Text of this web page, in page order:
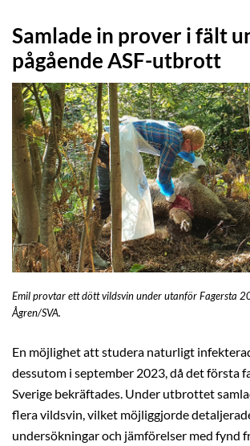
Samlade in prover i fält
pågående ASF-utbrott
Emil provtar ett dött vildsvin under utanför Fagersta
Ågren/SVA.
En möjlighet att studera naturligt
dessutom i september 2023, då det första
Sverige bekräftades. Under utbrottet
flera vildsvin, vilket möjliggjorde
undersökningar och jämförelser med fynd